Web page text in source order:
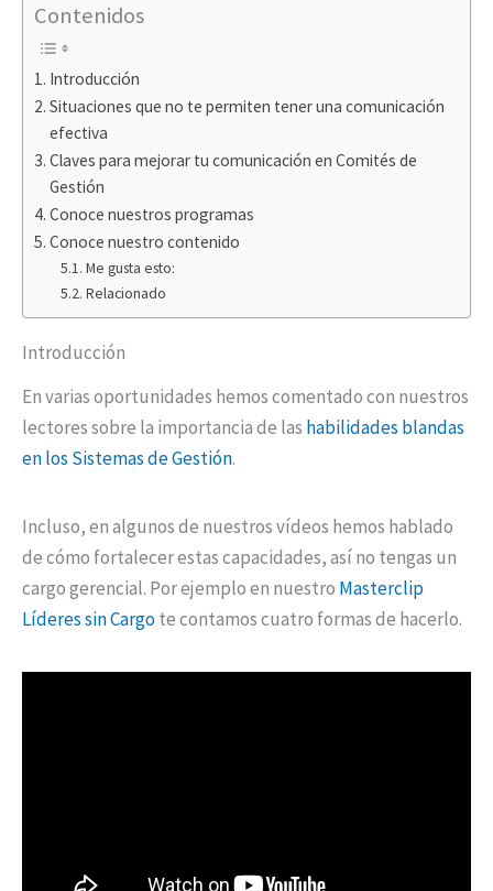
Contenidos
Introducción
Situaciones que no te permiten tener una comunicación
efectiva
Claves para mejorar tu comunicación en Comités de
Gestión
Conoce nuestros programas
Conoce nuestro contenido
Me gusta esto:
Relacionado
Introducción
En varias oportunidades hemos comentado con nuestros
lectores sobre la importancia de las habilidades blandas
en los Sistemas de Gestión.
Incluso, en algunos de nuestros vídeos hemos hablado
de cómo fortalecer estas capacidades, así no tengas un
cargo gerencial. Por ejemplo en nuestro Masterclip
Líderes sin Cargote contamos cuatro formas de hacerlo.